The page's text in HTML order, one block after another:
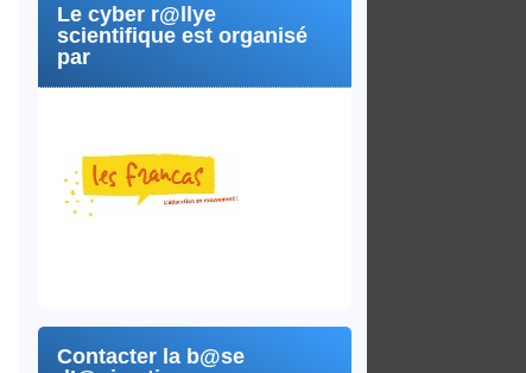
Le cyber r@llye
scientifique est organisé
par
Contacter la b@se